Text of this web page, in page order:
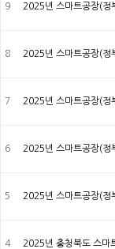
9 2025년 스마트공장(정
8 2025년 스마트공장(정
7 2025년 스마트공장(정
6 2025년 스마트공장(정
5 2025년 스마트공장(정
4 2025년 충청북도 스마